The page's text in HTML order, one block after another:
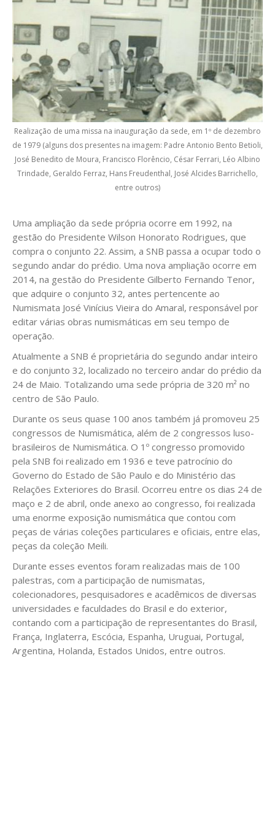
Realização de uma missa na inauguração da sede, em 1º de dezembro
de 1979 (alguns dos presentes na imagem: Padre Antonio Bento Betioli,
José Benedito de Moura, Francisco Florêncio, César Ferrari, Léo Albino
Trindade, Geraldo Ferraz, Hans Freudenthal, José Alcides Barrichello,
entre outros)
Uma ampliação da sede própria ocorre em 1992, na
gestão do Presidente Wilson Honorato Rodrigues, que
compra o conjunto 22. Assim, a SNB passa a ocupar todo o
segundo andar do prédio. Uma nova ampliação ocorre em
2014, na gestão do Presidente Gilberto Fernando Tenor,
que adquire o conjunto 32, antes pertencente ao
Numismata José Vinícius Vieira do Amaral, responsável por
editar várias obras numismáticas em seu tempo de
operação.
Atualmente a SNB é proprietária do segundo andar inteiro
e do conjunto 32, localizado no terceiro andar do prédio da
24 de Maio. Totalizando uma sede própria de 320 m² no
centro de São Paulo.
Durante os seus quase 100 anos também já promoveu 25
congressos de Numismática, além de 2 congressos luso-
brasileiros de Numismática. O 1º congresso promovido
pela SNB foi realizado em 1936 e teve patrocínio do
Governo do Estado de São Paulo e do Ministério das
Relações Exteriores do Brasil. Ocorreu entre os dias 24 de
maço e 2 de abril, onde anexo ao congresso, foi realizada
uma enorme exposição numismática que contou com
peças de várias coleções particulares e oficiais, entre elas,
peças da coleção Meili.
Durante esses eventos foram realizadas mais de 100
palestras, com a participação de numismatas,
colecionadores, pesquisadores e acadêmicos de diversas
universidades e faculdades do Brasil e do exterior,
contando com a participação de representantes do Brasil,
França, Inglaterra, Escócia, Espanha, Uruguai, Portugal,
Argentina, Holanda, Estados Unidos, entre outros.